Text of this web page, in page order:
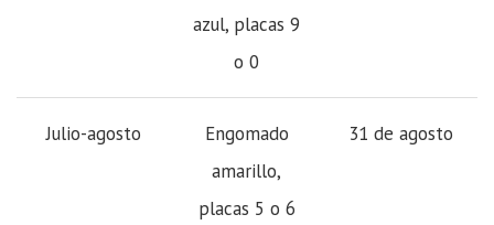
azul, placas 9
o 0
Julio-agosto
Engomado
amarillo,
placas 5 o 6
31 de agosto